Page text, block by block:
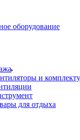
оборудование
и
для отдыха